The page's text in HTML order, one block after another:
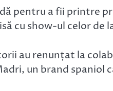
pentru a fii printre
cu show-ul celor de
au renunțat la
un brand spaniol